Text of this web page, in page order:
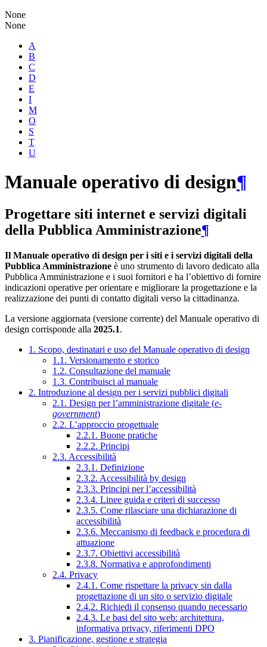
None
None
A
B
C
D
E
I
M
O
S
T
U
Manuale operativo di design¶
Progettare siti internet e servizi digitali
della Pubblica Amministrazione¶
Il Manuale operativo di design per i siti e i servizi digitali della
Pubblica Amministrazione è uno strumento di lavoro dedicato alla
Pubblica Amministrazione e i suoi fornitori e ha l’obiettivo di fornire
indicazioni operative per orientare e migliorare la progettazione e la
realizzazione dei punti di contatto digitali verso la cittadinanza.
La versione aggiornata (versione corrente) del Manuale operativo di
design corrisponde alla 2025.1.
1. Scopo, destinatari e uso del Manuale operativo di design
1.1. Versionamento e storico
1.2. Consultazione del manuale
1.3. Contribuisci al manuale
2. Introduzione al design per i servizi pubblici digitali
2.1. Design per l’amministrazione digitale (e-
government)
2.2. L’approccio progettuale
2.2.1. Buone pratiche
2.2.2. Principi
2.3. Accessibilità
2.3.1. Definizione
2.3.2. Accessibilità by design
2.3.3. Principi per l’accessibilità
2.3.4. Linee guida e criteri di successo
2.3.5. Come rilasciare una dichiarazione di
accessibilità
2.3.6. Meccanismo di feedback e procedura di
attuazione
2.3.7. Obiettivi accessibilità
2.3.8. Normativa e approfondimenti
2.4. Privacy
2.4.1. Come rispettare la privacy sin dalla
progettazione di un sito o servizio digitale
2.4.2. Richiedi il consenso quando necessario
2.4.3. Le basi del sito web: architettura,
informativa privacy, riferimenti DPO
3. Pianificazione, gestione e strategia